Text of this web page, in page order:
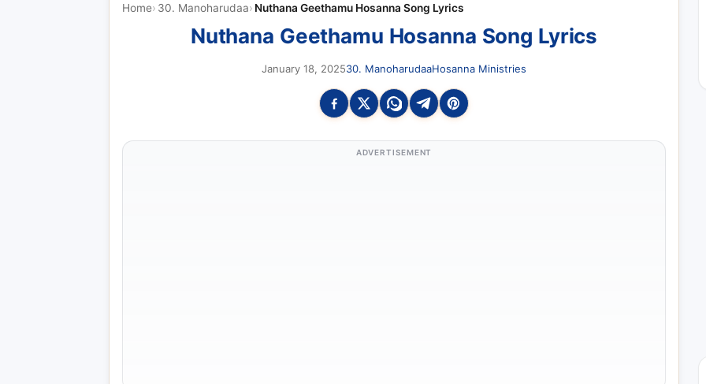
Home 30. Manoharudaa Nuthana Geethamu Hosanna Song Lyrics
Nuthana Geethamu Hosanna Song Lyrics
January 18, 202530. ManoharudaaHosanna Ministries
ADVERTISEMENT